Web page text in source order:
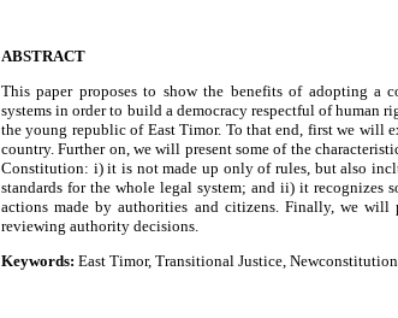
ABSTRACT
This paper proposes to show the benefits of adopting a
systems in order to build a democracy respectful of
the young republic of East Timor. To that end, first we
country. Further on, we will present some of the
Constitution: i) it is not made up only of rules, but also
standards for the whole legal system; and ii) it recognizes
actions made by authorities and citizens. Finally, we
reviewing authority decisions.
Keywords: East Timor, Transitional Justice,